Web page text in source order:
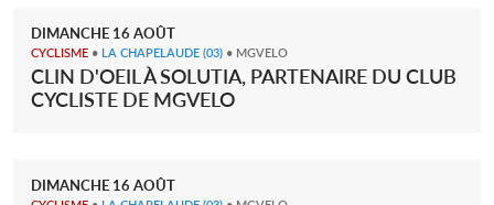
DIMANCHE 16 AOÛT
CYCLISME • LA CHAPELAUDE (03) • MGVELO
CLIN D'OEIL À SOLUTIA, PARTENAIRE DU CLUB
CYCLISTE DE MGVELO
DIMANCHE 16 AOÛT